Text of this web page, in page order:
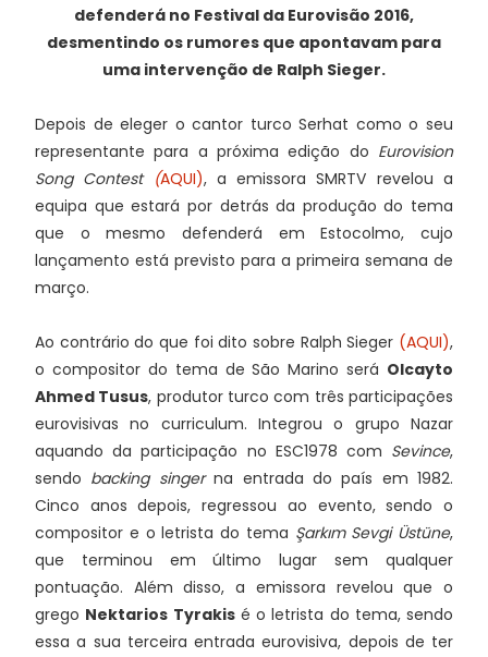
defenderá no Festival da Eurovisão 2016,
desmentindo os rumores que apontavam para
uma intervenção de Ralph Sieger.
Depois de eleger o cantor turco Serhat como o seu
representante para a próxima edição do Eurovision
Song Contest (AQUI), a emissora SMRTV revelou a
equipa que estará por detrás da produção do tema
que o mesmo defenderá em Estocolmo, cujo
lançamento está previsto para a primeira semana de
março.
Ao contrário do que foi dito sobre Ralph Sieger (AQUI),
o compositor do tema de São Marino será Olcayto
Ahmed Tusus, produtor turco com três participações
eurovisivas no curriculum. Integrou o grupo Nazar
aquando da participação no ESC1978 com Sevince,
sendo backing singerna entrada do país em 1982.
Cinco anos depois, regressou ao evento, sendo o
compositor e o letrista do tema Şarkım Sevgi Üstüne,
que terminou em último lugar sem qualquer
pontuação. Além disso, a emissora revelou que o
grego Nektarios Tyrakisé o letrista do tema, sendo
essa a sua terceira entrada eurovisiva, depois de ter